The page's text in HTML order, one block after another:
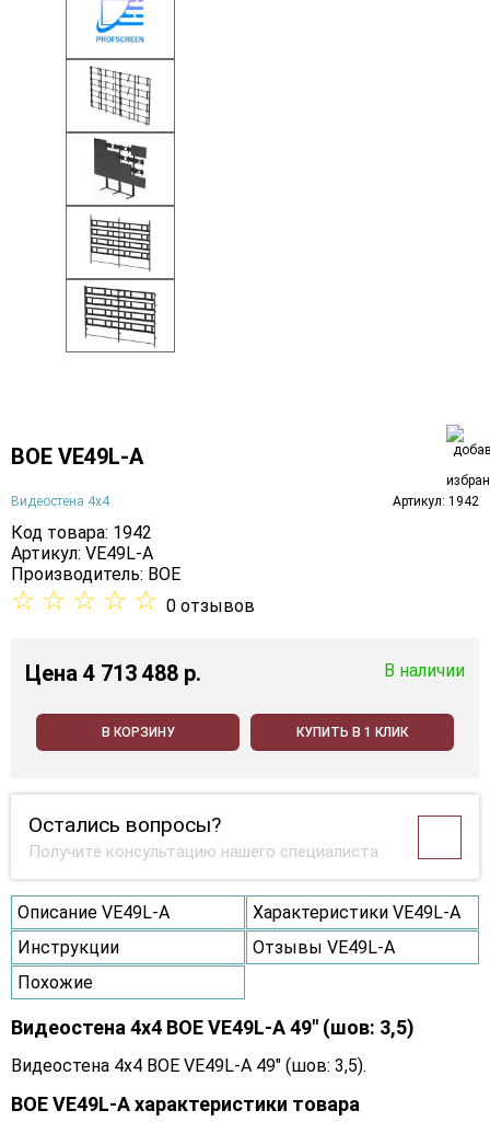
BOE VE49L-A
Видеостена 4х4 Артикул: 1942
Код товара: 1942
Артикул: VE49L-A
Производитель: BOE
☆ ☆ ☆ ☆ ☆ 0 отзывов
Цена 4 713 488 p. В наличии
В КОРЗИНУ КУПИТЬ В 1 КЛИК
Остались вопросы?
Получите консультацию нашего специалиста
Описание VE49L-A
Характеристики VE49L-A
Инструкции
Отзывы VE49L-A
Похожие
Видеостена 4x4 BOE VE49L-A 49" (шов: 3,5)
Видеостена 4x4 BOE VE49L-A 49" (шов: 3,5).
BOE VE49L-A характеристики товара